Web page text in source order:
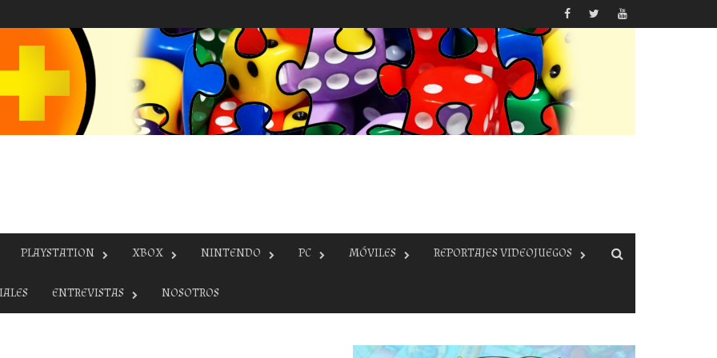
PLAYSTATION XBOX NINTENDO PC MÓVILES REPORTAJES VIDEOJUEGOS
ENTREVISTAS NOSOTROS